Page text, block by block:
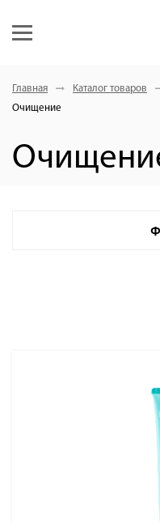
Главная Каталог товаров
Очищение